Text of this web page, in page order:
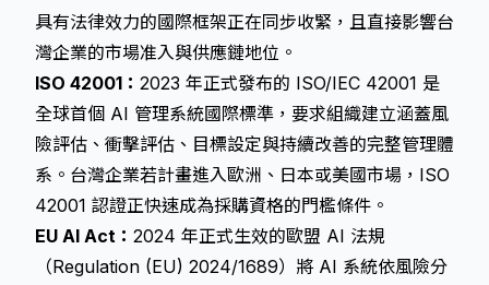
具有法律效力的國際框架正在同步收緊，且直接影響台
灣企業的市場准入與供應鏈地位。
ISO 42001： 2023 年正式發布的 ISO/IEC 42001 是
全球首個 AI 管理系統國際標準，要求組織建立涵蓋風
險評估、衝擊評估、目標設定與持續改善的完整管理體
系。台灣企業若計畫進入歐洲、日本或美國市場，ISO
42001 認證正快速成為採購資格的門檻條件。
EU AI Act： 2024 年正式生效的歐盟 AI 法規
（Regulation (EU) 2024/1689）將 AI 系統依風險分